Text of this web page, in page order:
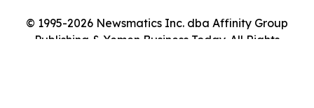
© 1995-2026 Newsmatics Inc. dba Affinity Group
Publishing & Yemen Business Today. All Rights